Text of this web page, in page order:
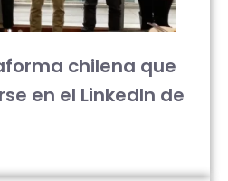
chilena que
en el LinkedIn de